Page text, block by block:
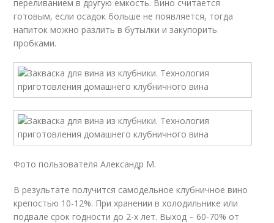
переливанием в другую емкость. Вино считается
готовым, если осадок больше не появляется, тогда
напиток можно разлить в бутылки и закупорить
пробками.
Фото пользователя Александр М.
В результате получится самодельное клубничное вино
крепостью 10-12%. При хранении в холодильнике или
подвале срок годности до 2-х лет. Выход – 60-70% от